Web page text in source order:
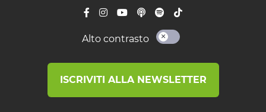
Alto contrasto
ISCRIVITI ALLA NEWSLETTER